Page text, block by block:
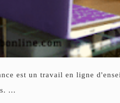
est un travail en ligne
...